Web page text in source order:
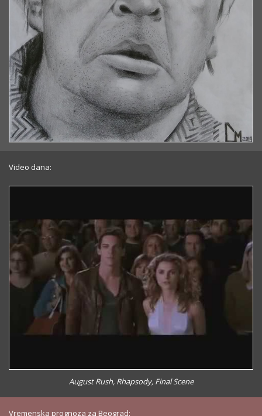
Video dana:
August Rush, Rhapsody, Final Scene
Vremenska prognoza za Beograd: